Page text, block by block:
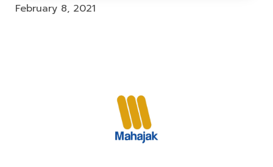
February 8, 2021